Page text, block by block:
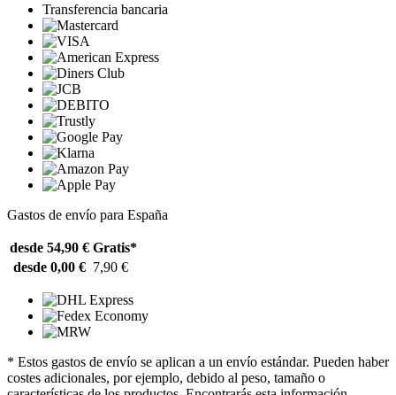
Transferencia bancaria
Gastos de envío para España
desde 54,90 € Gratis*
desde 0,00 € 7,90 €
* Estos gastos de envío se aplican a un envío estándar. Pueden haber
costes adicionales, por ejemplo, debido al peso, tamaño o